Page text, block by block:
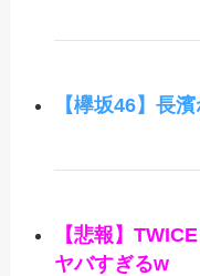
【欅坂46】長
【悲報】
ヤバすぎるw